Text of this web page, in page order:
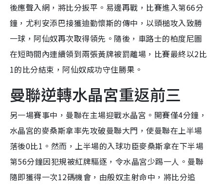
後應聲入網，將比分扳平。易邊再戰，比賽進入第66分
鐘，尤利安添巴接獲迪勤懷斯的傳中，以頭槌攻入致勝
一球，阿仙奴再次取得領先。隨後，車路士的柏度尼圖
在短時間內連續領到兩張黃牌被罰離場，比賽最終以2比
1的比分結束，阿仙奴成功守住勝果。
曼聯逆轉水晶宮重返前三
另一場賽事中，曼聯在主場迎戰水晶宮。開賽僅4分鐘，
水晶宮的麥桑斯拿率先攻破曼聯大門，使曼聯在上半場
落後0比1。然而，上半場的入球功臣麥桑斯拿在下半場
第56分鐘因犯規被紅牌驅逐，令水晶宮少踢一人。曼聯
隨即獲得一次12碼機會，由般奴主射命中，將比分追